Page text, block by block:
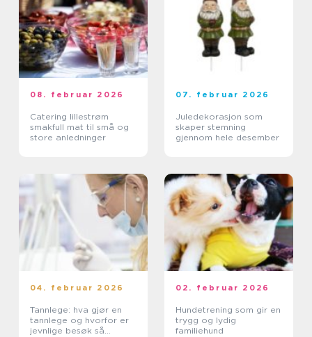
08. februar 2026
Catering lillestrøm
smakfull mat til små og
store anledninger
07. februar 2026
Juledekorasjon som
skaper stemning
gjennom hele desember
04. februar 2026
Tannlege: hva gjør en
tannlege og hvorfor er
jevnlige besøk så
02. februar 2026
Hundetrening som gir en
trygg og lydig
familiehund